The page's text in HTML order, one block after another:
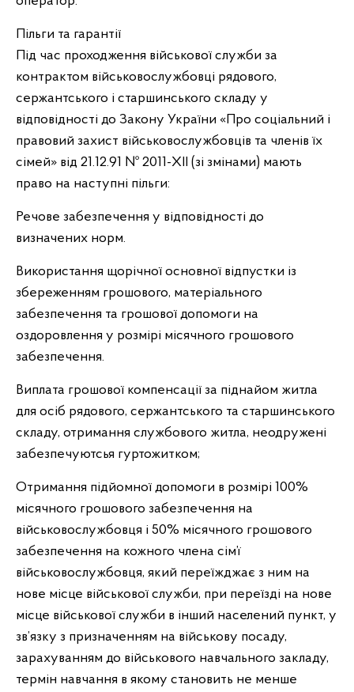
Пільги та гарантії
Під час проходження військової служби за
контрактом військовослужбовці рядового,
сержантського і старшинського складу у
відповідності до Закону України «Про соціальний і
правовий захист військовослужбовців та членів їх
сімей» від 21.12.91 № 2011-XII (зі змінами) мають
право на наступні пільги:
Речове забезпечення у відповідності до
визначених норм.
Використання щорічної основної відпустки із
збереженням грошового, матеріального
забезпечення та грошової допомоги на
оздоровлення у розмірі місячного грошового
забезпечення.
Виплата грошової компенсації за піднайом житла
для осіб рядового, сержантського та старшинського
складу, отримання службового житла, неодружені
забезпечуютсья гуртожитком;
Отримання підйомної допомоги в розмірі 100%
місячного грошового забезпечення на
військовослужбовця і 50% місячного грошового
забезпечення на кожного члена сім’ї
військовослужбовця, який переїжджає з ним на
нове місце військової служби, при переїзді на нове
місце військової служби в інший населений пункт, у
зв’язку з призначенням на військову посаду,
зарахуванням до військового навчального закладу,
термін навчання в якому становить не менше